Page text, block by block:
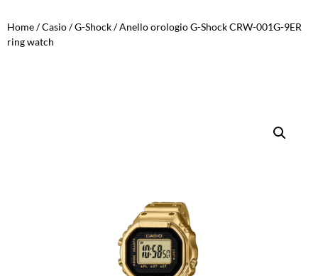
Home/Casio/G-Shock/ Anello orologio G-Shock CRW-001G-9ER
ring watch